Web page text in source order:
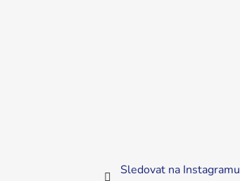
Sledovat na Instagramu